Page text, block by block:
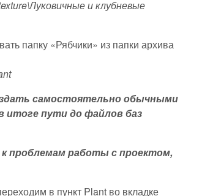
и клубневые
папку «Рябчики» из папки архива
самостоятельно обычными
итоге пути до файлов баз
проблемам работы с проектом,
в пункт Plant во вкладке